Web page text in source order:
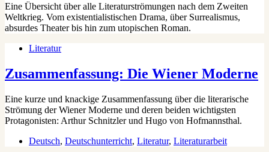
Eine Übersicht über alle Literaturströmungen nach dem Zweiten
Weltkrieg. Vom existentialistischen Drama, über Surrealismus,
absurdes Theater bis hin zum utopischen Roman.
Literatur
Zusammenfassung: Die Wiener Moderne
Eine kurze und knackige Zusammenfassung über die literarische
Strömung der Wiener Moderne und deren beiden wichtigsten
Protagonisten: Arthur Schnitzler und Hugo von Hofmannsthal.
Deutsch, Deutschunterricht, Literatur, Literaturarbeit